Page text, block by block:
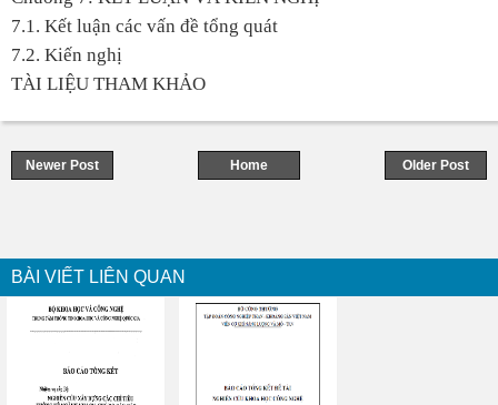
7.1. Kết luận các vấn đề tổng quát
7.2. Kiến nghị
TÀI LIỆU THAM KHẢO
Newer Post Older Post
Home
BÀI VIẾT LIÊN QUAN